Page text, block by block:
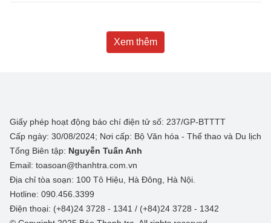
Xem thêm
Giấy phép hoạt động báo chí điện tử số: 237/GP-BTTTT
Cấp ngày: 30/08/2024; Nơi cấp: Bộ Văn hóa - Thể thao và Du lịch
Tổng Biên tập: Nguyễn Tuấn Anh
Email: toasoan@thanhtra.com.vn
Địa chỉ tòa soạn: 100 Tô Hiệu, Hà Đông, Hà Nội.
Hotline: 090.456.3399
Điện thoại: (+84)24 3728 - 1341 / (+84)24 3728 - 1342